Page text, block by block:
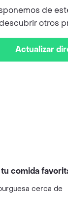
de
otros
Actualizar
tu comida
cerca de